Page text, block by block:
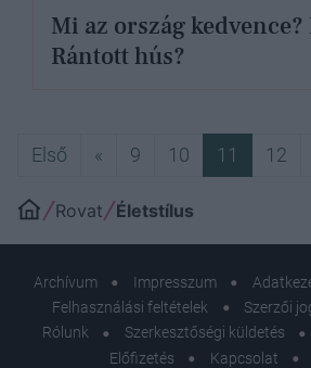
Mi az ország kedvence?
Rántott hús?
Első Első
« Előző
9 10 11 12
Rovat Életstílus
Archívum Impresszum
Felhasználási feltételek
Szerzői
Rólunk
Szerkesztőségi küldetés
Előfizetés
Kapcsolat